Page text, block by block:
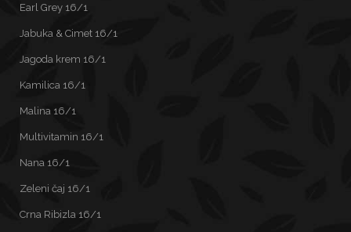
Earl Grey 16/1
Jabuka & Cimet 16/1
Jagoda krem 16/1
Kamilica 16/1
Malina 16/1
Multivitamin 16/1
Nana 16/1
Zeleni čaj 16/1
Crna Ribizla 16/1